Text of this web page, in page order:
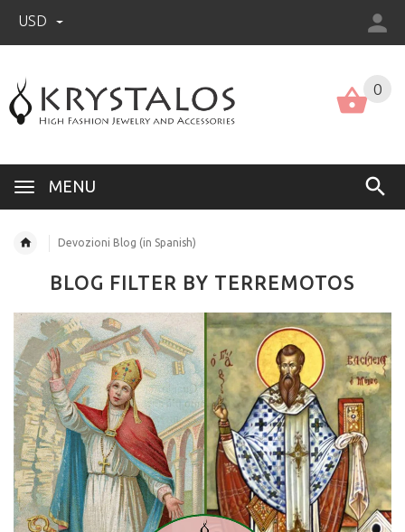
USD
MENU
0
Devozioni Blog (in Spanish)
BLOG FILTER BY TERREMOTOS